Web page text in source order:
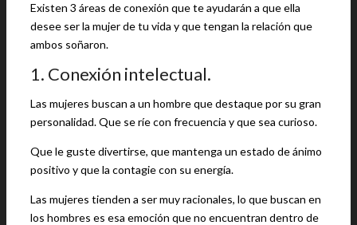
Existen 3 áreas de conexión que te ayudarán a que ella
desee ser la mujer de tu vida y que tengan la relación que
ambos soñaron.
1. Conexión intelectual.
Las mujeres buscan a un hombre que destaque por su gran
personalidad. Que se ríe con frecuencia y que sea curioso.
Que le guste divertirse, que mantenga un estado de ánimo
positivo y que la contagie con su energía.
Las mujeres tienden a ser muy racionales, lo que buscan en
los hombres es esa emoción que no encuentran dentro de